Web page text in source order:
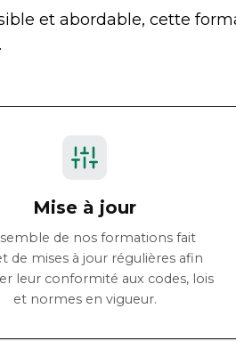
et abordable, cette
Mise à jour
de nos formations fait
de mises à jour régulières afin
leur conformité aux codes, lois
et normes en vigueur.